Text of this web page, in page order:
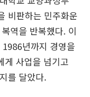
비판하는 민주화운
역을 반복했다. 이
년까지 경영을
게 사업을 넘기고
를 달았다.